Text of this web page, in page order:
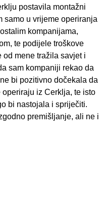
postavila montažni
samo u vrijeme operiranja
kompanijama,
te podijele troškove
od mene tražila savjet i
sam kompaniji rekao da
bi pozitivno dočekala da
iz Cerklja, te isto
bi nastojala i spriječiti.
premišljanje, ali ne i